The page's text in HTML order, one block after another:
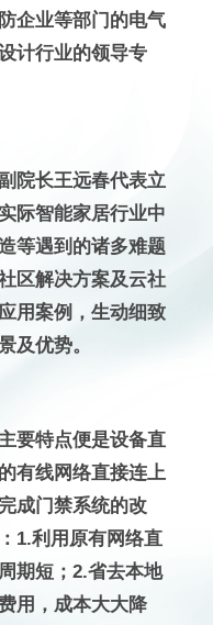
企业等部门的电气
计行业的领导专
院长王远春代表立
际智能家居行业中
等遇到的诸多难题
区解决方案及云社
用案例，生动细致
及优势。
要特点便是设备直
有线网络直接连上
成门禁系统的改
1.利用原有网络直
期短；2.省去本地
用，成本大大降